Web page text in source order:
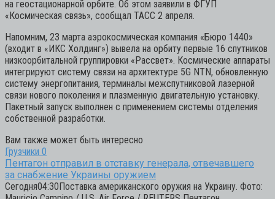
на геостационарной орбите. Об этом заявили в ФГУП
«Космическая связь», сообщал ТАСС 2 апреля.
Напомним, 23 марта аэрокосмическая компания «Бюро 1440»
(входит в «ИКС Холдинг») вывела на орбиту первые 16 спутников
низкоорбитальной группировки «Рассвет». Космические аппараты
интегрируют систему связи на архитектуре 5G NTN, обновленную
систему энергопитания, терминалы межспутниковой лазерной
связи нового поколения и плазменную двигательную установку.
Пакетный запуск выполнен с применением системы отделения
собственной разработки.
Вам также может быть интересно
Грузчики 0
Пентагон отправил в отставку генерала, отвечавшего
за снабжение Украины оружием
Сегодня04:30Поставка американского оружия на Украину. Фото: